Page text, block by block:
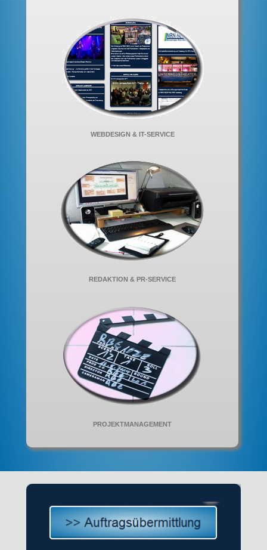
WEBDESIGN & IT-SERVICE
REDAKTION & PR-SERVICE
PROJEKTMANAGEMENT